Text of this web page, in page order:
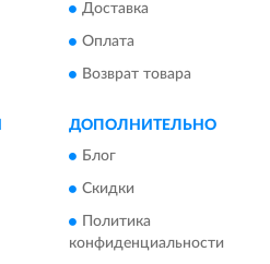
Доставка
Оплата
Возврат товара
ДОПОЛНИТЕЛЬНО
Блог
Скидки
Политика
конфиденциальности